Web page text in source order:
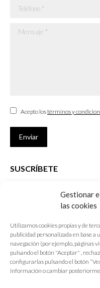
Gestionar
las cookies
Utilizamos cookies propias y de
publicidad personalizada en base
navegación (por ejemplo, páginas
pulsando el botón "Aceptar" ,
configurarlas pulsando el botón
información o cambiar
Teléfono *
Mensaje *
Acepto lostérminos y
Enviar
SUSCRÍBETE
que desarrolla el Colegio de
E-mail *
Acepto lostérminos y